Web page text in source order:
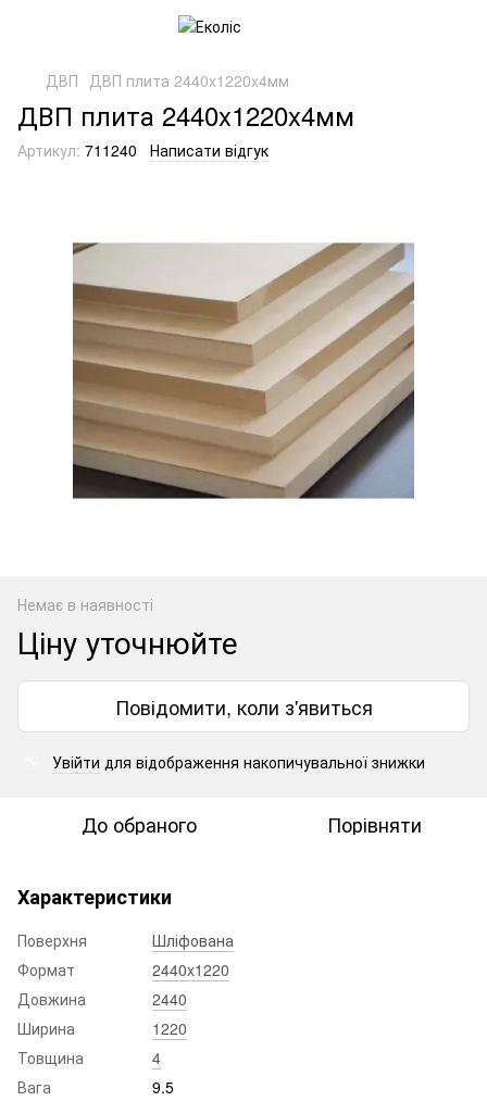
ДВП ДВП плита 2440x1220x4мм
ДВП плита 2440x1220x4мм
Артикул: 711240 Написати відгук
Немає в наявності
Ціну уточнюйте
Повідомити, коли з'явиться
Увійти для відображення накопичувальної знижки
До обраного Порівняти
Характеристики
Поверхня
Шліфована
Формат
2440x1220
Довжина
2440
Ширина
1220
Товщина
4
Вага
9.5